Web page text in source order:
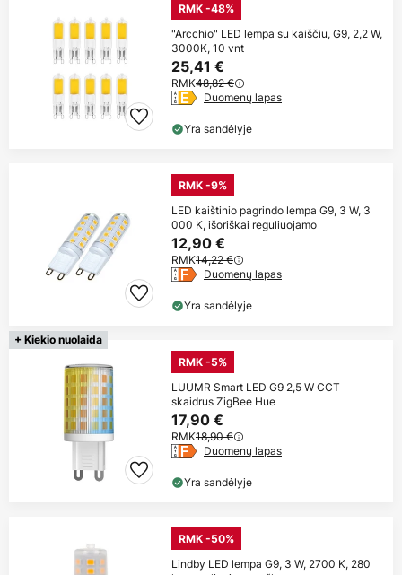
RMK -48%
"Arcchio" LED lempa su kaiščiu, G9, 2,2 W,
3000K, 10 vnt
25,41 €
RMK48,82 €
Duomenų lapas
Yra sandėlyje
RMK -9%
LED kaištinio pagrindo lempa G9, 3 W, 3
000 K, išoriškai reguliuojamo
12,90 €
RMK14,22 €
Duomenų lapas
Yra sandėlyje
+ Kiekio nuolaida
RMK -5%
LUUMR Smart LED G9 2,5 W CCT
skaidrus ZigBee Hue
17,90 €
RMK18,90 €
Duomenų lapas
Yra sandėlyje
RMK -50%
Lindby LED lempa G9, 3 W, 2700 K, 280